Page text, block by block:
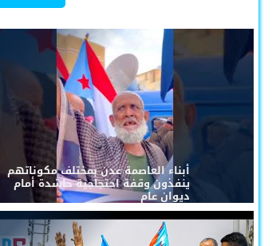
أبناء العاصمة عدن بمختلف مكوناتهم
ينفذون وقفة احتجاجية حاشدة أمام
ديوان عام